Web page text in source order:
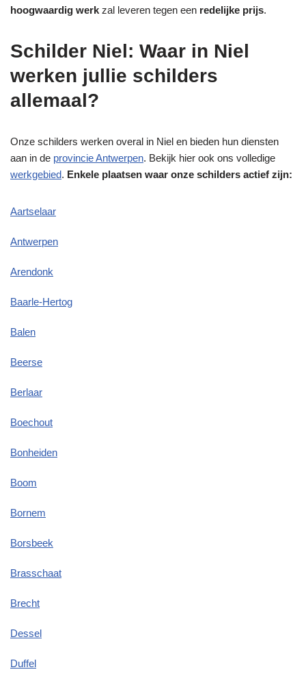
hoogwaardig werk zal leveren tegen een redelijke prijs.
Schilder Niel: Waar in Niel
werken jullie schilders
allemaal?
Onze schilders werken overal in Niel en bieden hun diensten
aan in de provincie Antwerpen. Bekijk hier ook ons volledige
werkgebied. Enkele plaatsen waar onze schilders actief zijn:
Aartselaar
Antwerpen
Arendonk
Baarle-Hertog
Balen
Beerse
Berlaar
Boechout
Bonheiden
Boom
Bornem
Borsbeek
Brasschaat
Brecht
Dessel
Duffel